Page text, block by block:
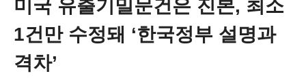
미국 유출기밀문건은 진본, 최소
1건만 수정돼 ‘한국정부 설명과
격차’